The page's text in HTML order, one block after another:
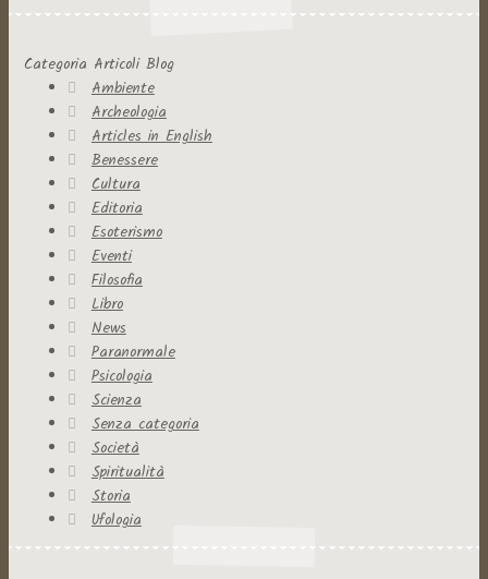
Categoria Articoli Blog
Ambiente
Archeologia
Articles in English
Benessere
Cultura
Editoria
Esoterismo
Eventi
Filosofia
Libro
News
Paranormale
Psicologia
Scienza
Senza categoria
Società
Spiritualità
Storia
Ufologia